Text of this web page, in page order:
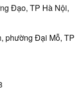
Đạo, TP Hà Nội,
phường Đại Mỗ, TP